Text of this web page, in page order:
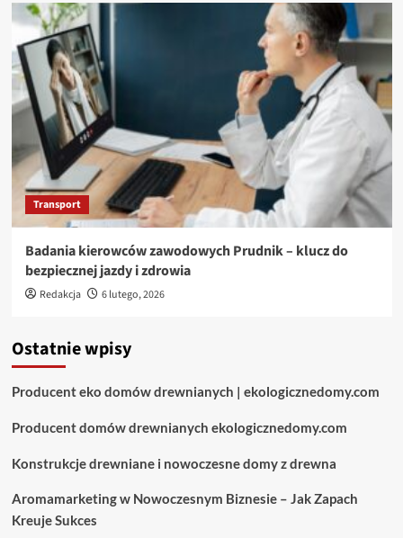
Transport
Badania kierowców zawodowych Prudnik – klucz do
bezpiecznej jazdy i zdrowia
Redakcja 6 lutego, 2026
Ostatnie wpisy
Producent eko domów drewnianych | ekologicznedomy.com
Producent domów drewnianych ekologicznedomy.com
Konstrukcje drewniane i nowoczesne domy z drewna
Aromamarketing w Nowoczesnym Biznesie – Jak Zapach
Kreuje Sukces